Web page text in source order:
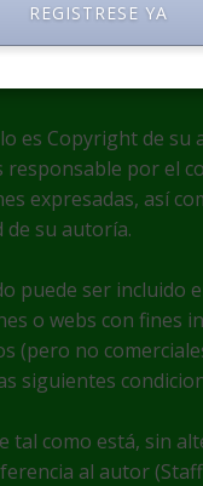
para reducir el
de tus comentarios
es Copyright de su
responsable por el
expresadas, así
de su autoría.
puede ser incluido
o webs con fines
(pero no
siguientes
tal como está, sin
al autor (Staff
REGISTRESE YA